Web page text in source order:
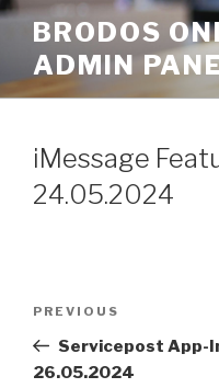
Skip
content
BRODOS
ADMIN
iMessage
24.05.2024
Previous
Post
PREVIOUS
Servicepost App-
26.05.2024